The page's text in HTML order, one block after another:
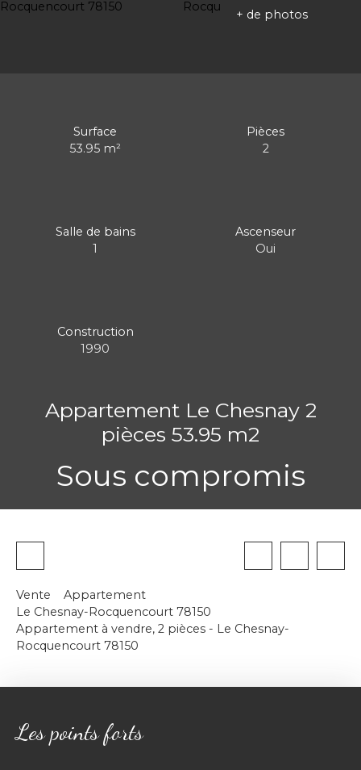
+ de photos
Surface
53.95 m²
Pièces
2
Salle de bains
1
Ascenseur
Oui
Construction
1990
Appartement Le Chesnay 2
pièces 53.95 m2
Sous compromis
Vente
Appartement
Le Chesnay-Rocquencourt 78150
Appartement à vendre, 2 pièces - Le Chesnay-
Rocquencourt 78150
Les points forts